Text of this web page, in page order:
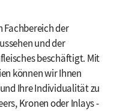
Fachbereich der
und der
beschäftigt. Mit
können wir Ihnen
Ihre Individualität zu
Kronen oder Inlays -